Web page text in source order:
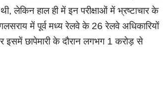
थी, लेकिन हाल ही में इन परीक्षाओं में भ्रष्टाचार के
में पूर्व मध्य रेलवे के 26 रेलवे अधिकारियों
इसमें छापेमारी के दौरान लगभग 1 करोड़ से